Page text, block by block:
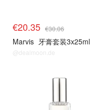
€20.35 €30.06
Marvis 牙膏套装3x25ml
@dealmoon.de